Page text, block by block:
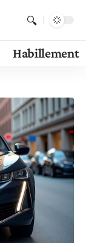
Habillement